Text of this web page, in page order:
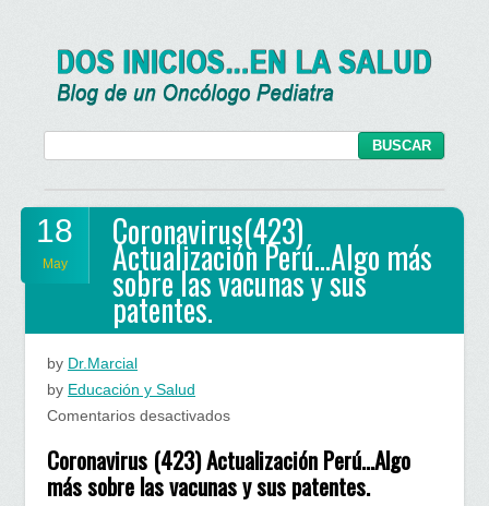
18
May
Coronavirus(423)
Actualización Perú…Algo más
sobre las vacunas y sus
patentes.
by Dr.Marcial
by Educación y Salud
Comentarios desactivadosen
Actualización
Perú…
Coronavirus (423) Actualización Perú…Algo
más sobre las vacunas y sus patentes.